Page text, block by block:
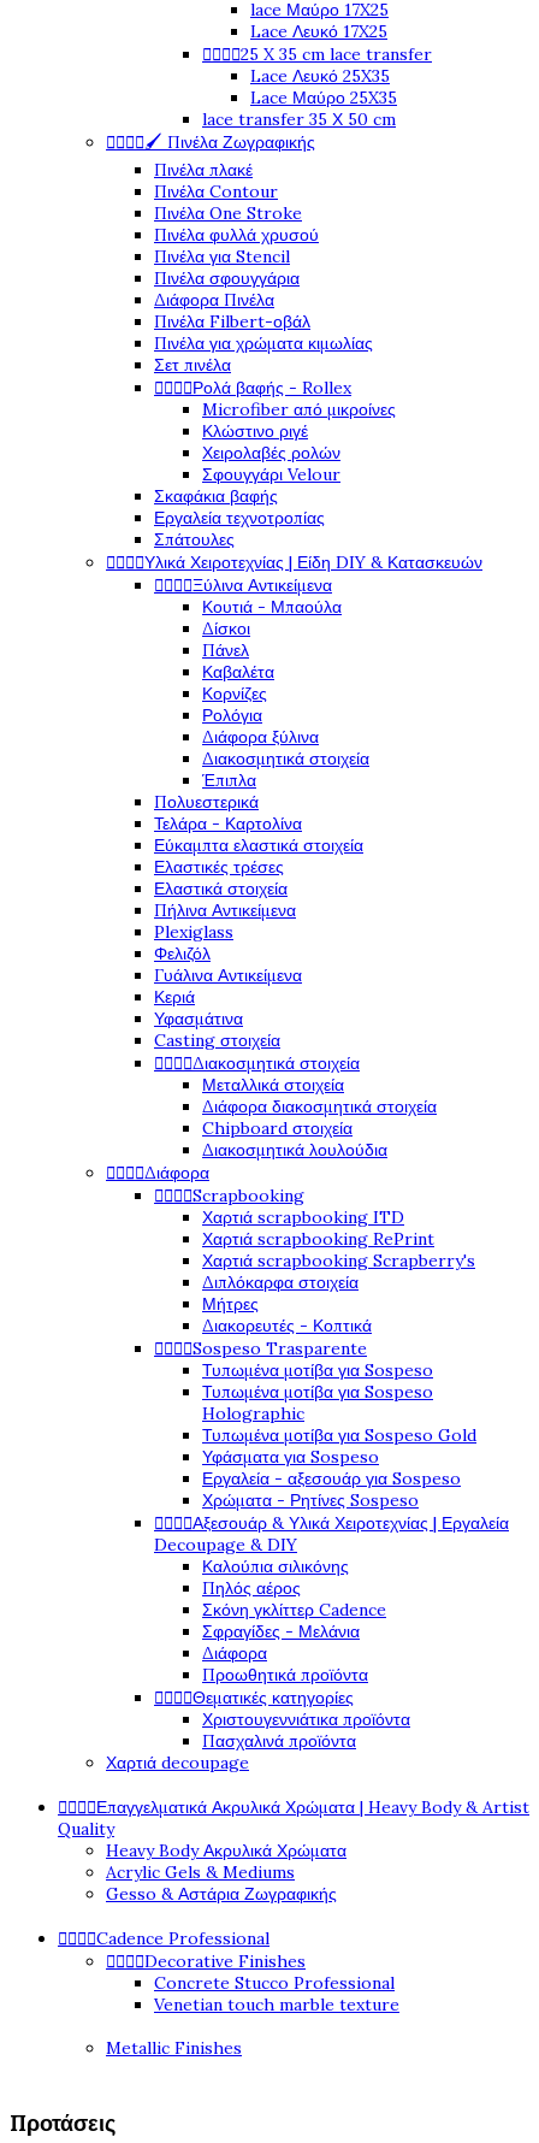
lace Μαύρο 17X25
Lace Λευκό 17X25
25 X 35 cm lace transfer
Lace Λευκό 25X35
Lace Μαύρο 25X35
lace transfer 35 Χ 50 cm
🖌️ Πινέλα Ζωγραφικής
Πινέλα πλακέ
Πινέλα Contour
Πινέλα One Stroke
Πινέλα φυλλά χρυσού
Πινέλα για Stencil
Πινέλα σφουγγάρια
Διάφορα Πινέλα
Πινέλα Filbert-οβάλ
Πινέλα για χρώματα κιμωλίας
Σετ πινέλα
Ρολά βαφής - Rollex
Microfiber από μικροίνες
Κλώστινο ριγέ
Χειρολαβές ρολών
Σφουγγάρι Velour
Σκαφάκια βαφής
Εργαλεία τεχνοτροπίας
Σπάτουλες
Υλικά Χειροτεχνίας | Είδη DIY & Κατασκευών
Ξύλινα Αντικείμενα
Κουτιά - Μπαούλα
Δίσκοι
Πάνελ
Καβαλέτα
Κορνίζες
Ρολόγια
Διάφορα ξύλινα
Διακοσμητικά στοιχεία
Έπιπλα
Πολυεστερικά
Τελάρα - Καρτολίνα
Εύκαμπτα ελαστικά στοιχεία
Ελαστικές τρέσες
Ελαστικά στοιχεία
Πήλινα Αντικείμενα
Plexiglass
Φελιζόλ
Γυάλινα Αντικείμενα
Κεριά
Υφασμάτινα
Casting στοιχεία
Διακοσμητικά στοιχεία
Μεταλλικά στοιχεία
Διάφορα διακοσμητικά στοιχεία
Chipboard στοιχεία
Διακοσμητικά λουλούδια
Διάφορα
Scrapbooking
Χαρτιά scrapbooking ITD
Χαρτιά scrapbooking RePrint
Χαρτιά scrapbooking Scrapberry's
Διπλόκαρφα στοιχεία
Μήτρες
Διακορευτές - Κοπτικά
Sospeso Trasparente
Τυπωμένα μοτίβα για Sospeso
Τυπωμένα μοτίβα για Sospeso
Holographic
Τυπωμένα μοτίβα για Sospeso Gold
Υφάσματα για Sospeso
Εργαλεία - αξεσουάρ για Sospeso
Χρώματα - Ρητίνες Sospeso
Αξεσουάρ & Υλικά Χειροτεχνίας | Εργαλεία
Decoupage & DIY
Καλούπια σιλικόνης
Πηλός αέρος
Σκόνη γκλίττερ Cadence
Σφραγίδες - Μελάνια
Διάφορα
Προωθητικά προϊόντα
Θεματικές κατηγορίες
Χριστουγεννιάτικα προϊόντα
Πασχαλινά προϊόντα
Χαρτιά decoupage
Επαγγελματικά Ακρυλικά Χρώματα | Heavy Body & Artist
Quality
Heavy Body Ακρυλικά Χρώματα
Acrylic Gels & Mediums
Gesso & Αστάρια Ζωγραφικής
Cadence Professional
Decorative Finishes
Concrete Stucco Professional
Venetian touch marble texture
Metallic Finishes
Προτάσεις